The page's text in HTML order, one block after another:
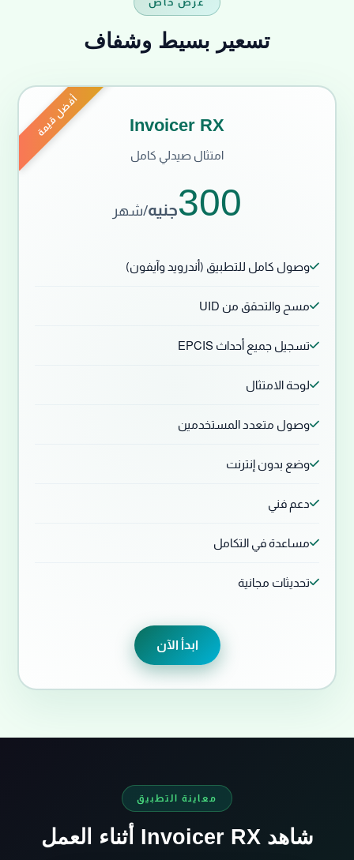
تسعير بسيط وشفاف
أفضل قيمة Invoicer RX
امتثال صيدلي كامل
300جنيه/شهر
وصول كامل للتطبيق (أندرويد وآيفون)
مسح والتحقق من UID
تسجيل جميع أحداث EPCIS
لوحة الامتثال
وصول متعدد المستخدمين
وضع بدون إنترنت
دعم فني
مساعدة في التكامل
تحديثات مجانية
ابدأ الآن
معاينة التطبيق
شاهد Invoicer RX أثناء العمل